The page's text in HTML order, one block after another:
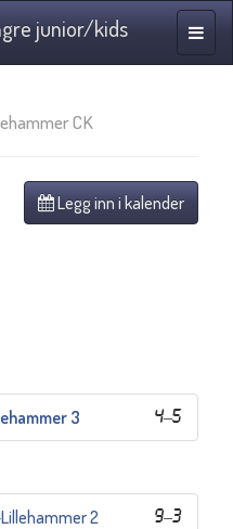
junior/kids
CK
Legg inn i kalender
4–5
3
9–3
Lillehammer 2